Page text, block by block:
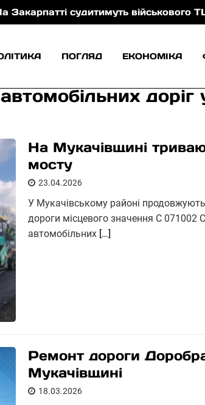
військового ТЦК, якого
ПОГЛЯД ЕКОНОМІКА
доріг
На Мукачівщині
мосту
23.04.2026
У Мукачівському районі
дороги місцевого значення С 071002
автомобільних […]
Ремонт дороги
Мукачівщині
18.03.2026